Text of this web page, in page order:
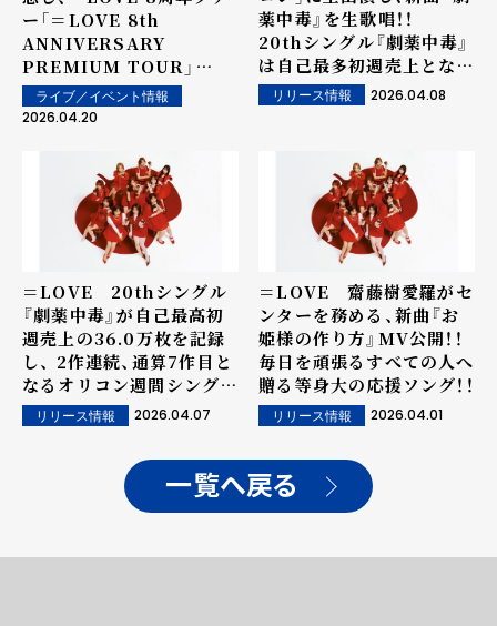
ー「＝LOVE 8th
ANNIVERSARY
PREMIUM TOUR」
FINAL in 横浜スタジア
ムを開催！！2日間で約7万
ライブ／イベント情報
2026.04.20
薬中毒』を生歌唱！！
20thシングル『劇薬中毒』
は自己最多初週売上となる
41.7万枚でBillboard
JAPAN Top Singles
グルランキング共に1位を
リリース情報 2026.04.08
＝LOVE 20thシングル
『劇薬中毒』が自己最高初
週売上の36.0万枚を記録
し、 2作連続、通算7作目と
なるオリコン週間シングル
ランキング１位を獲得！！
リリース情報 2026.04.07
＝LOVE 齋藤樹愛羅がセ
ンターを務める、新曲『お
姫様の作り方』MV公開！！
毎日を頑張るすべての人へ
贈る等身大の応援ソング！！
リリース情報 2026.04.01
一覧へ戻る